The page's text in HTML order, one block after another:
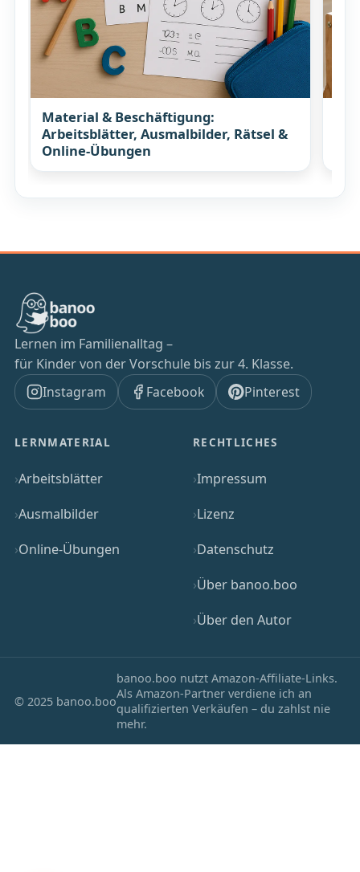
Material & Beschäftigung:
Arbeitsblätter, Ausmalbilder, Rätsel &
Online-Übungen
Lernen im Familienalltag –
für Kinder von der Vorschule bis zur 4. Klasse.
Instagram
Facebook Pinterest
LERNMATERIAL
Arbeitsblätter
Ausmalbilder
Online-Übungen
RECHTLICHES
Impressum
Lizenz
Datenschutz
Über banoo.boo
Über den Autor
© 2025 banoo.boo
banoo.boo nutzt Amazon-Affiliate-Links.
Als Amazon-Partner verdiene ich an
qualifizierten Verkäufen – du zahlst nie
mehr.